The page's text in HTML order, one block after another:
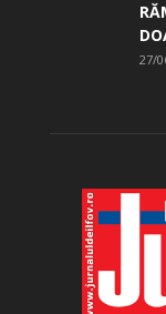
27/